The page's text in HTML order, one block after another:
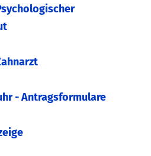
- Antragsformulare